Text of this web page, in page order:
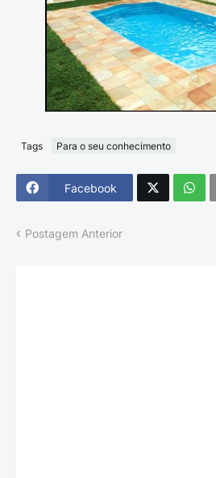
Tags Para o seu conhecimento
Facebook
Postagem Anterior